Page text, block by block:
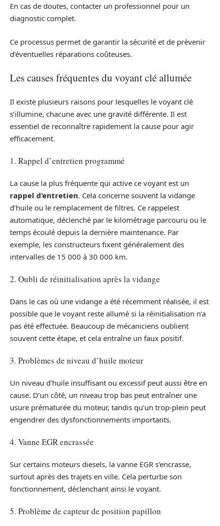
En cas de doutes, contacter un professionnel pour un
diagnostic complet.
Ce processus permet de garantir la sécurité et de prévenir
d’éventuelles réparations coûteuses.
Les causes fréquentes du voyant clé allumée
Il existe plusieurs raisons pour lesquelles le voyant clé
s’illumine, chacune avec une gravité différente. Il est
essentiel de reconnaître rapidement la cause pour agir
efficacement.
1. Rappel d’entretien programmé
La cause la plus fréquente qui active ce voyant est un
rappel d’entretien. Cela concerne souvent la vidange
d’huile ou le remplacement de filtres. Ce rappelest
automatique, déclenché par le kilométrage parcouru ou le
temps écoulé depuis la dernière maintenance. Par
exemple, les constructeurs fixent généralement des
intervalles de 15 000 à 30 000 km.
2. Oubli de réinitialisation après la vidange
Dans le cas où une vidange a été récemment réalisée, il est
possible que le voyant reste allumé si la réinitialisation n’a
pas été effectuée. Beaucoup de mécaniciens oublient
souvent cette étape, et cela entraîne un faux positif.
3. Problèmes de niveau d’huile moteur
Un niveau d’huile insuffisant ou excessif peut aussi être en
cause. D’un côté, un niveau trop bas peut entraîner une
usure prématurée du moteur, tandis qu’un trop-plein peut
engendrer des dysfonctionnements importants.
4. Vanne EGR encrassée
Sur certains moteurs diesels, la vanne EGR s’encrasse,
surtout après des trajets en ville. Cela perturbe son
fonctionnement, déclenchant ainsi le voyant.
5. Problème de capteur de position papillon